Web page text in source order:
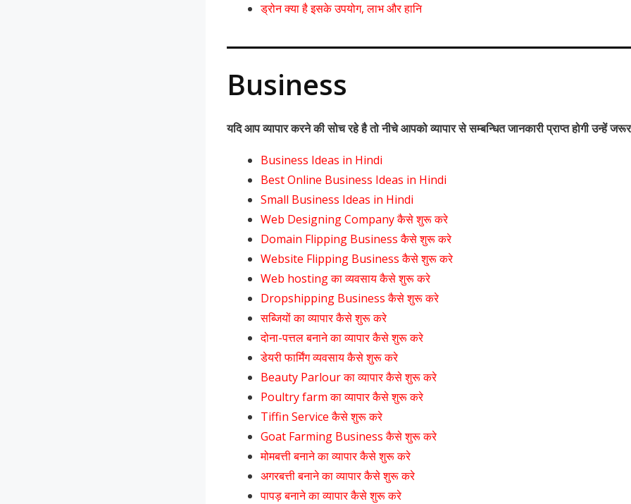
ड्रोन क्या है इसके उपयोग, लाभ और हानि
Business
यदि आप व्यापार करने की सोच रहे है तो नीचे आपको व्यापार से सम्बन्धित जानकारी प्राप्त होगी उन्हें
Business Ideas in Hindi
Best Online Business Ideas in Hindi
Small Business Ideas in Hindi
Web Designing Company कैसे शुरू करे
Domain Flipping Business कैसे शुरू करे
Website Flipping Business कैसे शुरू करे
Web hosting का व्यवसाय कैसे शुरू करे
Dropshipping Business कैसे शुरू करे
सब्जियों का व्यापार कैसे शुरू करे
दोना-पत्तल बनाने का व्यापार कैसे शुरू करे
डेयरी फार्मिंग व्यवसाय कैसे शुरू करे
Beauty Parlour का व्यापार कैसे शुरू करे
Poultry farm का व्यापार कैसे शुरू करे
Tiffin Service कैसे शुरू करे
Goat Farming Business कैसे शुरू करे
मोमबत्ती बनाने का व्यापार कैसे शुरू करे
अगरबत्ती बनाने का व्यापार कैसे शुरू करे
पापड़ बनाने का व्यापार कैसे शुरू करे